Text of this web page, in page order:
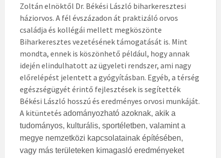
Zoltán elnöktől Dr. Békési László biharkeresztesi
háziorvos. A fél évszázadon át praktizáló orvos
családja és kollégái mellett megköszönte
Biharkeresztes vezetésének támogatását is. Mint
mondta, ennek is köszönhető például, hogy annak
idején elindulhatott az ügyeleti rendszer, ami nagy
előrelépést jelentett a gyógyításban. Egyéb, a térség
egészségügyét érintő fejlesztések is segítették
Békési László hosszú és eredményes orvosi munkáját.
A kitüntetés adományozható azoknak, akik a
tudományos, kulturális, sportéletben, valamint a
megye nemzetközi kapcsolatainak építésében,
vagy más területeken kimagasló eredményeket